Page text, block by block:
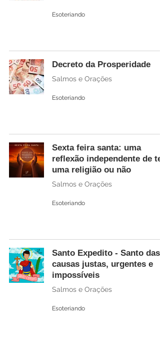
Esoteriando
Decreto da Prosperidade
Salmos e Orações
Esoteriando
Sexta feira santa: uma
reflexão independente de
uma religião ou não
Salmos e Orações
Esoteriando
Santo Expedito - Santo das
causas justas, urgentes e
impossíveis
Salmos e Orações
Esoteriando